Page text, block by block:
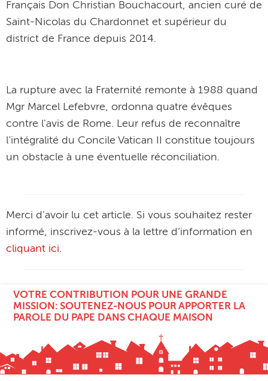
Français Don Christian Bouchacourt, ancien curé de
Saint-Nicolas du Chardonnet et supérieur du
district de France depuis 2014.
La rupture avec la Fraternité remonte à 1988 quand
Mgr Marcel Lefebvre, ordonna quatre évêques
contre l'avis de Rome. Leur refus de reconnaître
l’intégralité du Concile Vatican II constitue toujours
un obstacle à une éventuelle réconciliation.
Merci d'avoir lu cet article. Si vous souhaitez rester
informé, inscrivez-vous à la lettre d’information en
cliquant ici.
VOTRE CONTRIBUTION POUR UNE GRANDE
MISSION: SOUTENEZ-NOUS POUR APPORTER LA
PAROLE DU PAPE DANS CHAQUE MAISON